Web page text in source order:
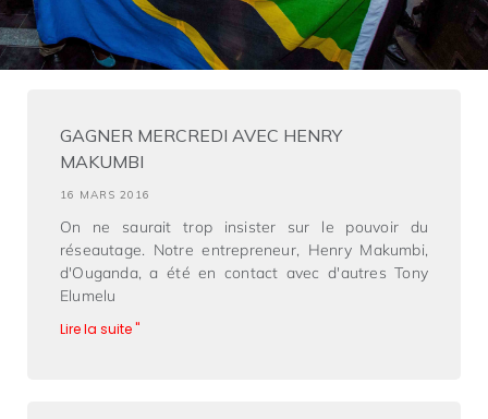
GAGNER MERCREDI AVEC HENRY
MAKUMBI
16 MARS 2016
On ne saurait trop insister sur le pouvoir du
réseautage. Notre entrepreneur, Henry Makumbi,
d'Ouganda, a été en contact avec d'autres Tony
Elumelu
Lire la suite "